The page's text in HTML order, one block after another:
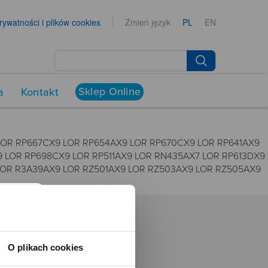
O plikach cookies
i plików cookies Zmień język PL EN
Kontakt Sklep Online
RP667CX9 LOR RP654AX9 LOR RP670CX9 LOR RP641AX9
RP698CX9 LOR RP511AX9 LOR RN435AX7 LOR RP613DX9
R3A39AX9 LOR RZ501AX9 LOR RZ503AX9 LOR RZ505AX9
NEWSROOM